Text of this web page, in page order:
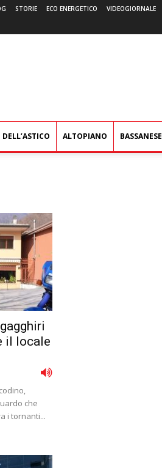
STORIE ECO ENERGETICO VIDEOGIORNALE
ALTOPIANO BASSANESE
il locale
che
i tornanti...